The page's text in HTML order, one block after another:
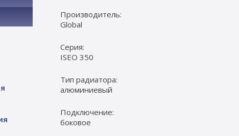
Производитель:
Global
Серия:
ISEO 350
Тип радиатора:
алюминиевый
Подключение:
боковое